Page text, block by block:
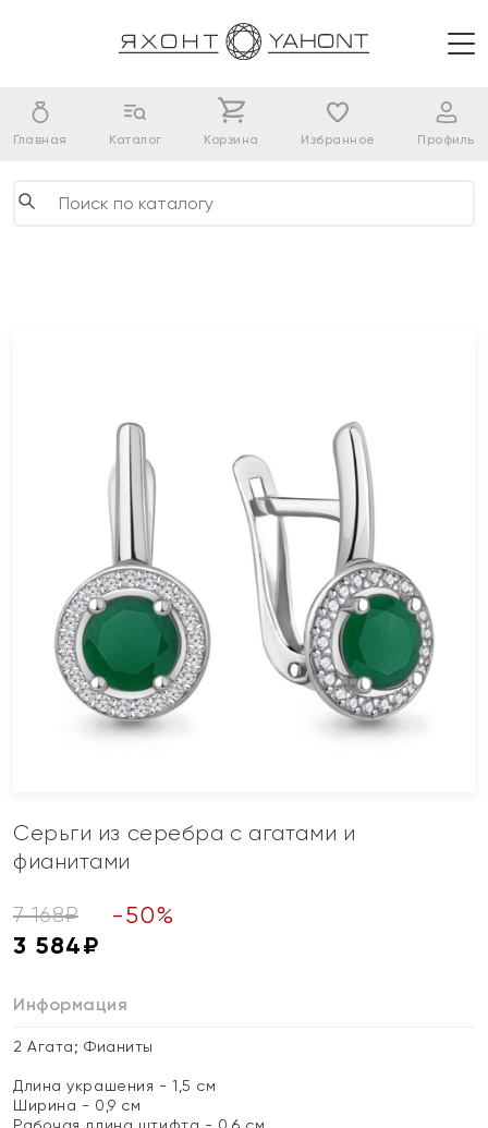
Главная Каталог Корзина Избранное Профиль
Серьги из серебра с агатами и
фианитами
7 168₽ -50%
3 584₽
Информация
2 Агата; Фианиты
Длина украшения - 1,5 см
Ширина - 0,9 см